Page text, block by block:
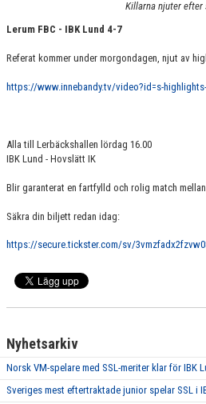
Killarna njuter efter
Lerum FBC - IBK Lund 4-7
Referat kommer under morgondagen, njut av
https://www.innebandy.tv/video?id=s-
Alla till Lerbäckshallen lördag 16.00
IBK Lund - Hovslätt IK
Blir garanterat en fartfylld och rolig match
Säkra din biljett redan idag:
https://secure.tickster.com/sv/
Nyhetsarkiv
Norsk VM-spelare med SSL-meriter klar för IBK
Sveriges mest eftertraktade junior spelar SSL i